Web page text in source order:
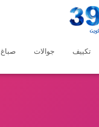
تكييف جوالات صباغ